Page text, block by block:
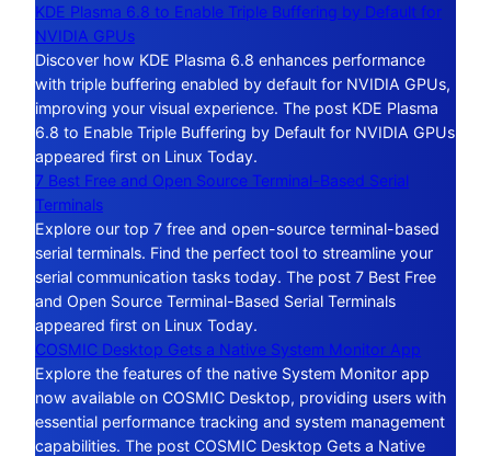
KDE Plasma 6.8 to Enable Triple Buffering by Default for
NVIDIA GPUs
Discover how KDE Plasma 6.8 enhances performance
with triple buffering enabled by default for NVIDIA GPUs,
improving your visual experience. The post KDE Plasma
6.8 to Enable Triple Buffering by Default for NVIDIA GPUs
appeared first on Linux Today.
7 Best Free and Open Source Terminal-Based Serial
Terminals
Explore our top 7 free and open-source terminal-based
serial terminals. Find the perfect tool to streamline your
serial communication tasks today. The post 7 Best Free
and Open Source Terminal-Based Serial Terminals
appeared first on Linux Today.
COSMIC Desktop Gets a Native System Monitor App
Explore the features of the native System Monitor app
now available on COSMIC Desktop, providing users with
essential performance tracking and system management
capabilities. The post COSMIC Desktop Gets a Native